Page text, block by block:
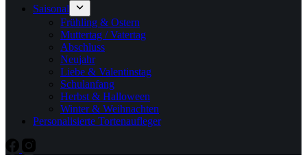
Saisonal
Frühling & Ostern
Muttertag / Vatertag
Abschluss
Neujahr
Liebe & Valentinstag
Schulanfang
Herbst & Halloween
Winter & Weihnachten
Personalisierte Tortenaufleger